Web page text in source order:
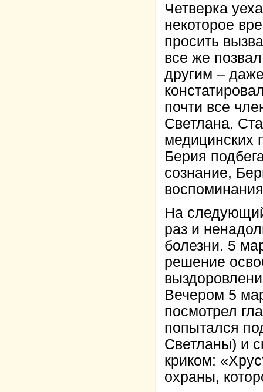
Четверка
некоторое
просить
все же
другим –
почти все
Светлана.
медицинских
Берия
сознание,
На
раз и
болезни. 5
решение
Вечером 5
посмотрел
попытался
Светланы) и
криком:
охраны,